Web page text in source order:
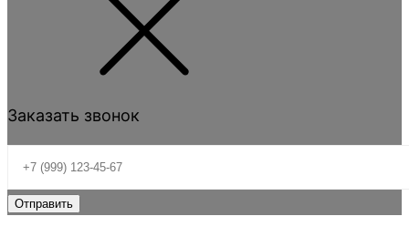
Заказать звонок